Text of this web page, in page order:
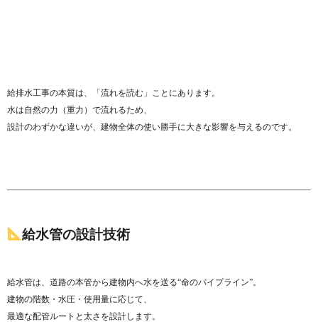
給排水工事の本質は、「流れを読む」ことにあります。
水は自然の力（重力）で流れるため、
設計のわずかな違いが、建物全体の使い勝手に大きな影響を与えるのです。
給水管の設計技術
給水管は、道路の本管から建物内へ水を送る“命のパイプライン”。
建物の階数・水圧・使用量に応じて、
最適な配管ルートと太さを設計します。